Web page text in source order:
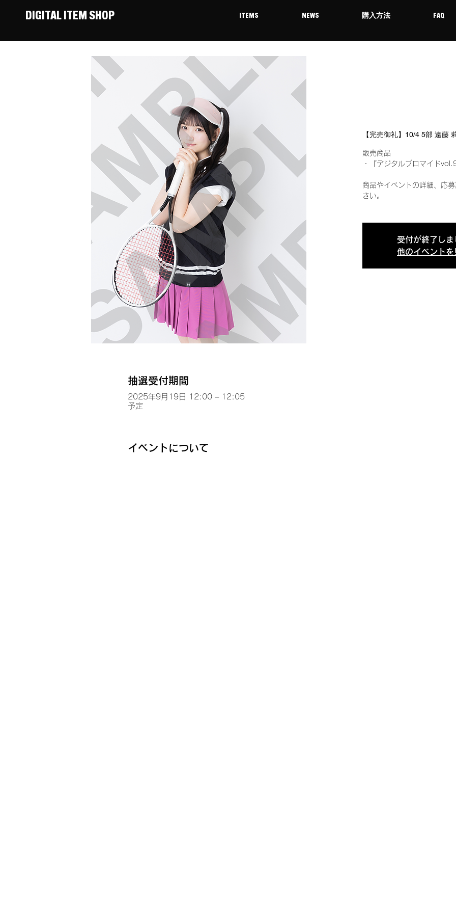
DIGITAL ITEM SHOP ITEMS NEWS 購入方法 FAQ
【完売御礼】10/4 5部 遠藤
販売商品
・『デジタルブロマイド
商品やイベントの詳細、応
さい。
受付が終了しま
他のイベントを
抽選受付期間
2025年9月19日 12:00 – 12:05
予定
イベントについて